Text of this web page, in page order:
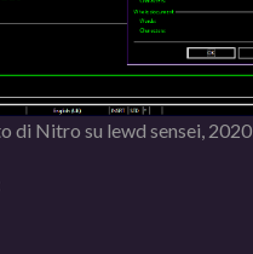
di Nitro su lewd sensei, 2020